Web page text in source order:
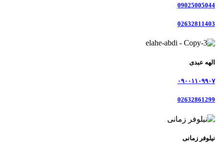
09025005044
02632811403
الهه عبدی
۰۹۰۰۱۱۰۹۹۰۷
02632861299
نیلوفر زمانی